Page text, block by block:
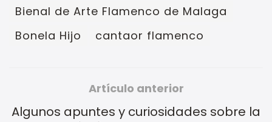
Bienal de Arte Flamenco de Malaga
Bonela Hijo
cantaor flamenco
Artículo anterior
Algunos apuntes y curiosidades sobre la